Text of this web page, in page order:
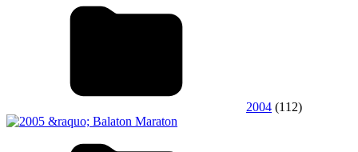
2004 (112)